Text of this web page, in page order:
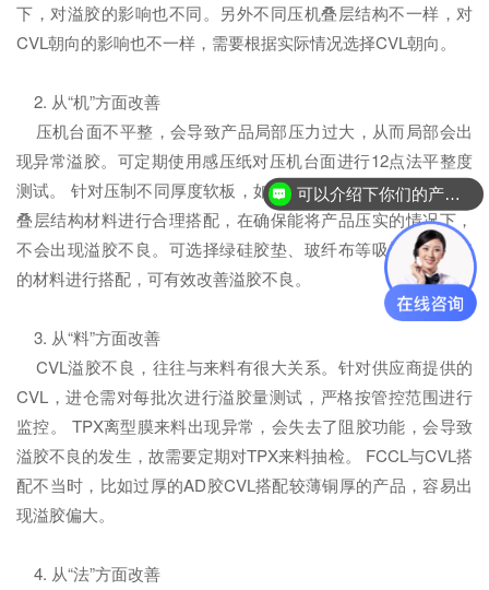
下，对溢胶的影响也不同。另外不同压机叠层结构不一样，对
CVL朝向的影响也不一样，需要根据实际情况选择CVL朝向。
2. 从“机”方面改善
压机台面不平整，会导致产品局部压力过大，从而局部会出
现异常溢胶。可定期使用感压纸对压机台面进行12点法平整度
测试。 针对压制不同厚度软板，如双面板/多层板，会选择不同
叠层结构材料进行合理搭配，在确保能将产品压实的情况下，
不会出现溢胶不良。可选择绿硅胶垫、玻纤布等吸塑性能较好
的材料进行搭配，可有效改善溢胶不良。
3. 从“料”方面改善
CVL溢胶不良，往往与来料有很大关系。针对供应商提供的
CVL，进仓需对每批次进行溢胶量测试，严格按管控范围进行
监控。 TPX离型膜来料出现异常，会失去了阻胶功能，会导致
溢胶不良的发生，故需要定期对TPX来料抽检。 FCCL与CVL搭
配不当时，比如过厚的AD胶CVL搭配较薄铜厚的产品，容易出
现溢胶偏大。
4. 从“法”方面改善
可以介绍下你们的产品么？